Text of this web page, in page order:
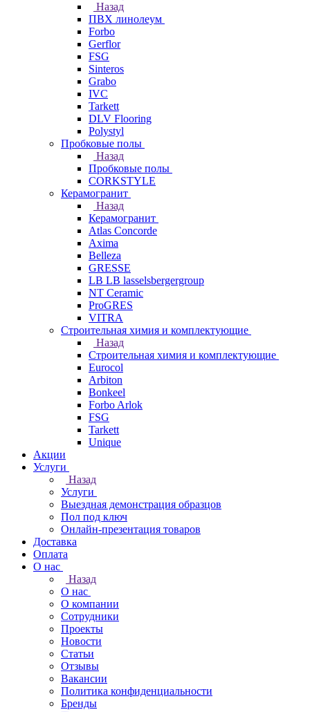
Назад
ПВХ линолеум
Forbo
Gerflor
FSG
Sinteros
Grabo
IVC
Tarkett
DLV Flooring
Polystyl
Пробковые полы
Назад
Пробковые полы
CORKSTYLE
Керамогранит
Назад
Керамогранит
Atlas Concorde
Axima
Belleza
GRESSE
LB LB lasselsbergergroup
NT Ceramic
ProGRES
VITRA
Строительная химия и комплектующие
Назад
Строительная химия и комплектующие
Eurocol
Arbiton
Bonkeel
Forbo Arlok
FSG
Tarkett
Unique
Акции
Услуги
Назад
Услуги
Выездная демонстрация образцов
Пол под ключ
Онлайн-презентация товаров
Доставка
Оплата
О нас
Назад
О нас
О компании
Сотрудники
Проекты
Новости
Статьи
Отзывы
Вакансии
Политика конфиденциальности
Бренды